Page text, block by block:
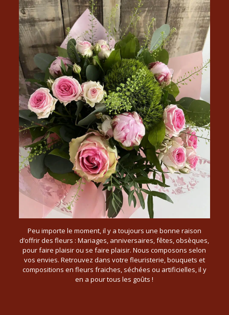
Peu importe le moment, il y a toujours une bonne raison
d’offrir des fleurs : Mariages, anniversaires, fêtes, obsèques,
pour faire plaisir ou se faire plaisir. Nous composons selon
vos envies. Retrouvez dans votre fleuristerie, bouquets et
compositions en fleurs fraiches, séchées ou artificielles, il y
en a pour tous les goûts !